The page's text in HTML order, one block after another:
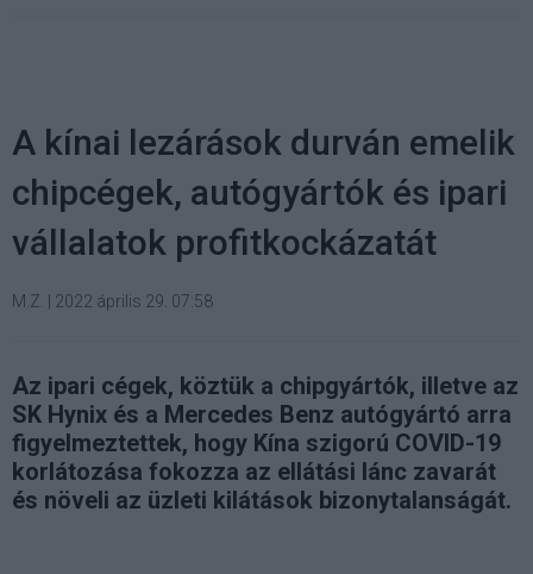
A kínai lezárások durván emelik
chipcégek, autógyártók és ipari
vállalatok profitkockázatát
M.Z. 2022 április 29. 07:58
Az ipari cégek, köztük a chipgyártók, illetve az
SK Hynix és a Mercedes Benz autógyártó arra
figyelmeztettek, hogy Kína szigorú COVID-19
korlátozása fokozza az ellátási lánc zavarát
és növeli az üzleti kilátások bizonytalanságát.